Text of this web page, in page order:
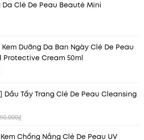
Da Clé De Peau Beauté Mini
Dưỡng Da Ban Ngày Clé De Peau
Cream 50ml
Dầu Tẩy Trang Clé De Peau Cleansing
Chống Nắng Clé De Peau UV